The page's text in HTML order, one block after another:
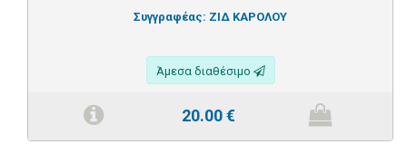
Συγγραφέας: ΖΙΔ ΚΑΡΟΛΟΥ
Άμεσα διαθέσιμο
20.00€